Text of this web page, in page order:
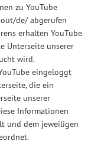
zu YouTube
de/ abgerufen
erhalten YouTube
Unterseite unserer
wird.
eingeloggt
die ein
unserer
Informationen
und dem jeweiligen